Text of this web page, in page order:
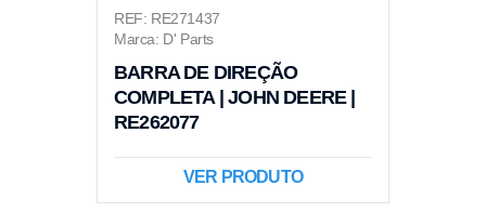
REF: RE271437
Marca: D' Parts
BARRA DE DIREÇÃO
COMPLETA | JOHN DEERE |
RE262077
VER PRODUTO